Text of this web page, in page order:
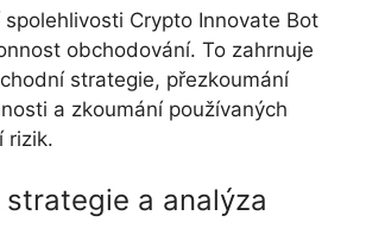
spolehlivosti Crypto Innovate Bot
obchodování. To zahrnuje
strategie, přezkoumání
a zkoumání používaných
rizik.
strategie a analýza